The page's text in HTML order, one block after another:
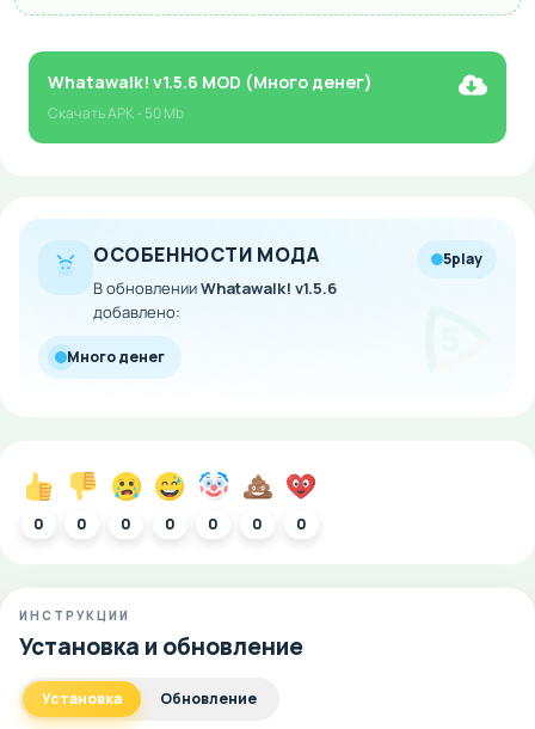
Whatawalk! v1.5.6 MOD (Много денег)
СкачатьAPK- 50 Mb
ОСОБЕННОСТИ МОДА
В обновленииWhatawalk! v1.5.6
добавлено:
5play
Много денег
0 0 0 0 0 0 0
ИНСТРУКЦИИ
Установка и обновление
Установка Обновление